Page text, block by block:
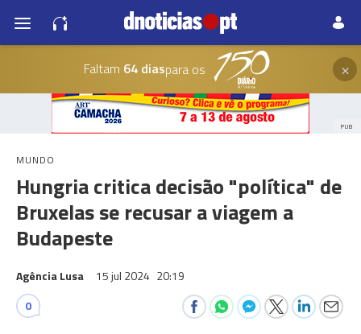
Faltam 64 diaspara os ×
PUB
MUNDO
Hungria critica decisão "política" de
Bruxelas se recusar a viagem a
Budapeste
Agência Lusa 15 jul 2024 20:19
0